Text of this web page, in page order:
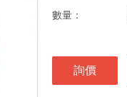
數量：
詢價